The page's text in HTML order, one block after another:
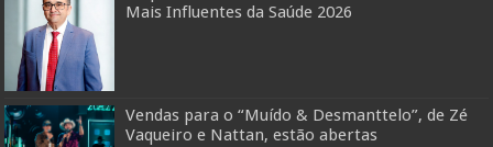
Mais Influentes da Saúde 2026
Vendas para o “Muído & Desmanttelo”, de Zé
Vaqueiro e Nattan, estão abertas